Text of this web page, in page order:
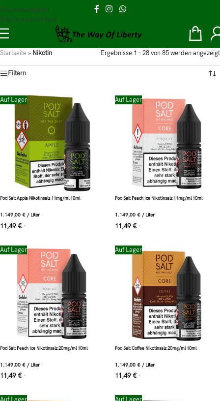
Skip to navigation
Skip to main content
Startseite » Nikotin Ergebnisse 1 – 28 von 85 werden angezeigt
Filtern
Auf Lager
Pod Salt Apple Nikotinsalz 11mg/ml 10ml
1.149,00 € / Liter
11,49 € *
Auf Lager
Pod Salt Peach Ice Nikotinsalz 11mg/ml 10ml
1.149,00 € / Liter
11,49 € *
Auf Lager
Pod Salt Peach Ice Nikotinsalz 20mg/ml 10ml
1.149,00 € / Liter
11,49 € *
Auf Lager
Pod Salt Coffee Nikotinsalz 20mg/ml 10ml
1.149,00 € / Liter
11,49 € *